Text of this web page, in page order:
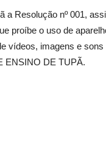
a Resolução nº 001,
proíbe o uso de
vídeos, imagens e
ENSINO DE TUPÃ.